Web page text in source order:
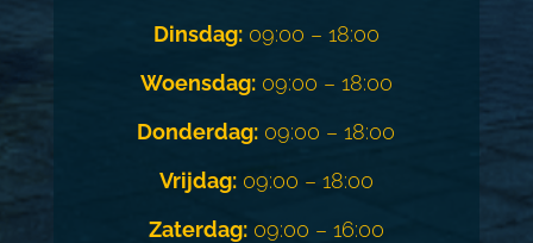
Dinsdag:09:00 – 18:00
Woensdag:09:00 – 18:00
Donderdag: 09:00 – 18:00
Vrijdag:09:00 – 18:00
Zaterdag:09:00 – 16:00